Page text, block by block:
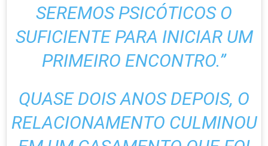
SEREMOS PSICÓTICOS O
SUFICIENTE PARA INICIAR UM
PRIMEIRO ENCONTRO.”
QUASE DOIS ANOS DEPOIS, O
RELACIONAMENTO CULMINOU